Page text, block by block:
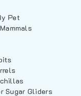
Pet
Sugar Gliders